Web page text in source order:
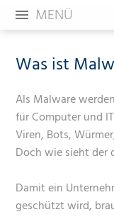
MENÜ
Was ist
Als Malware
für Computer und
Viren, Bots,
Doch wie sieht der
Damit ein
geschützt wird,